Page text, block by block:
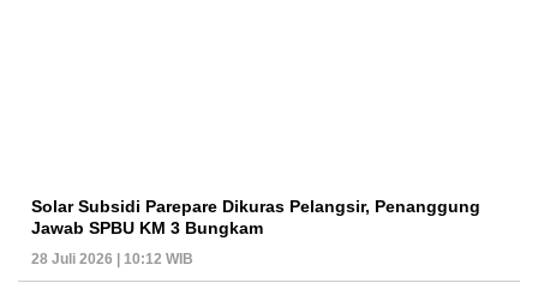
Solar Subsidi Parepare Dikuras Pelangsir, Penanggung
Jawab SPBU KM 3 Bungkam
28 Juli 2026 | 10:12 WIB